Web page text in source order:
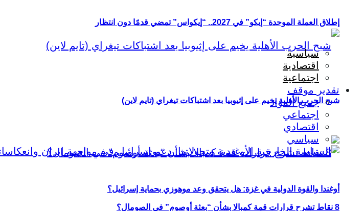
شبح الحرب الأهلية يخيم على إثيوبيا بعد اشتباكات تيغراي (تايم لاين)
8 نقاط تشرح قرارات قمة كمبالا بشأن “بعثة أوصوم” في الصومال؟
إطلاق العملة الموحدة “إيكو” في 2027.. “إيكواس” تمضي قدمًا دون انتظار
سياسية
اقتصادية
اجتماعية
تقدير موقف
جميع المواد
اجتماعي
اقتصادي
سياسي
أوغندا والقوة الدولية في غزة: هل يتحقق وعد موهوزي بحماية إسرائيل؟